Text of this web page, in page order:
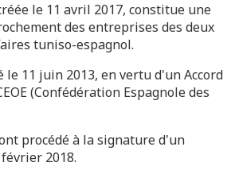
le 11 avril 2017, constitue une
des entreprises des deux
tuniso-espagnol.
le 11 juin 2013, en vertu d'un Accord
(Confédération Espagnole des
procédé à la signature d'un
2018.